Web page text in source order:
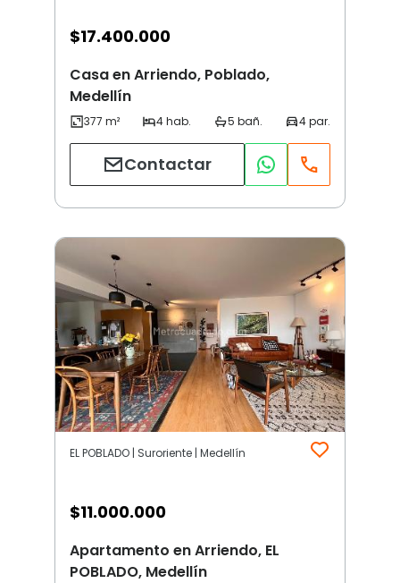
$17.400.000
Casa en Arriendo, Poblado,
Medellín
Contactar
EL POBLADO | Suroriente | Medellín
$11.000.000
Apartamento en Arriendo, EL
POBLADO, Medellín